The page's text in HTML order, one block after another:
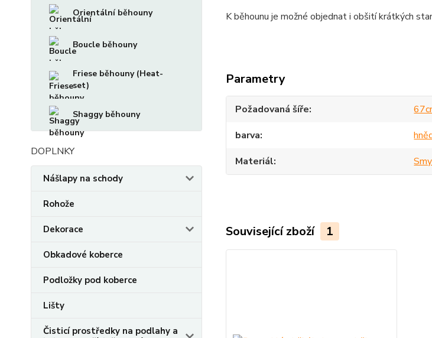
Orientální běhouny
Boucle běhouny
Friese běhouny (Heat-
set)
Shaggy běhouny
DOPLNKY
Nášlapy na schody
Rohože
Dekorace
Obkadové koberce
Podložky pod koberce
Lišty
Čisticí prostředky na podlahy a
K běhounu je možné objednat i obšití krátkých
Parametry
Požadovaná šíře
barva
Materiál
Související zboží 1